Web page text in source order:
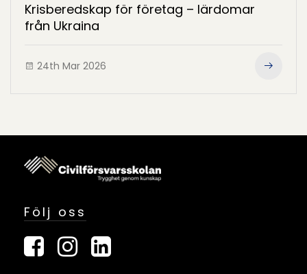
Krisberedskap för företag – lärdomar
från Ukraina
24th Mar 2026
Följ oss